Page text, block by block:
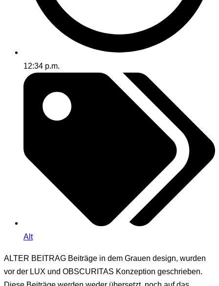
12:34 p.m.
Alt
ALTER BEITRAG Beiträge in dem Grauen design, wurden
vor der LUX und OBSCURITAS Konzeption geschrieben.